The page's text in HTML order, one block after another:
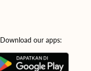
Download our apps: